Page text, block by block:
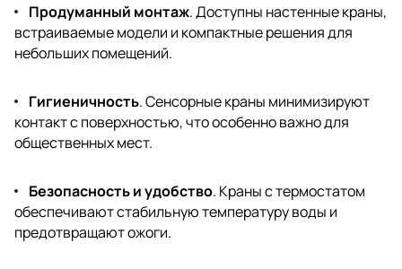
Продуманный монтаж. Доступны настенные краны,
встраиваемые модели и компактные решения для
небольших помещений.
Гигиеничность. Сенсорные краны минимизируют
контакт с поверхностью, что особенно важно для
общественных мест.
Безопасность и удобство. Краны с термостатом
обеспечивают стабильную температуру воды и
предотвращают ожоги.